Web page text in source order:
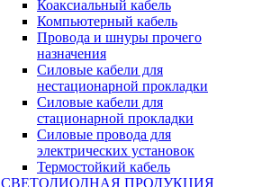
Коаксиальный кабель
Компьютерный кабель
Провода и шнуры прочего
назначения
Силовые кабели для
нестационарной прокладки
Силовые кабели для
стационарной прокладки
Силовые провода для
электрических установок
Термостойкий кабель
СВЕТОДИОДНАЯ ПРОДУКЦИЯ